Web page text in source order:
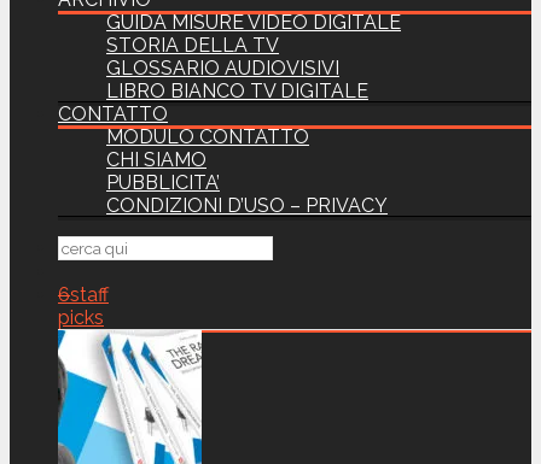
GUIDA MISURE VIDEO DIGITALE
STORIA DELLA TV
GLOSSARIO AUDIOVISIVI
LIBRO BIANCO TV DIGITALE
CONTATTO
MODULO CONTATTO
CHI SIAMO
PUBBLICITA’
CONDIZIONI D’USO – PRIVACY
6staff
picks